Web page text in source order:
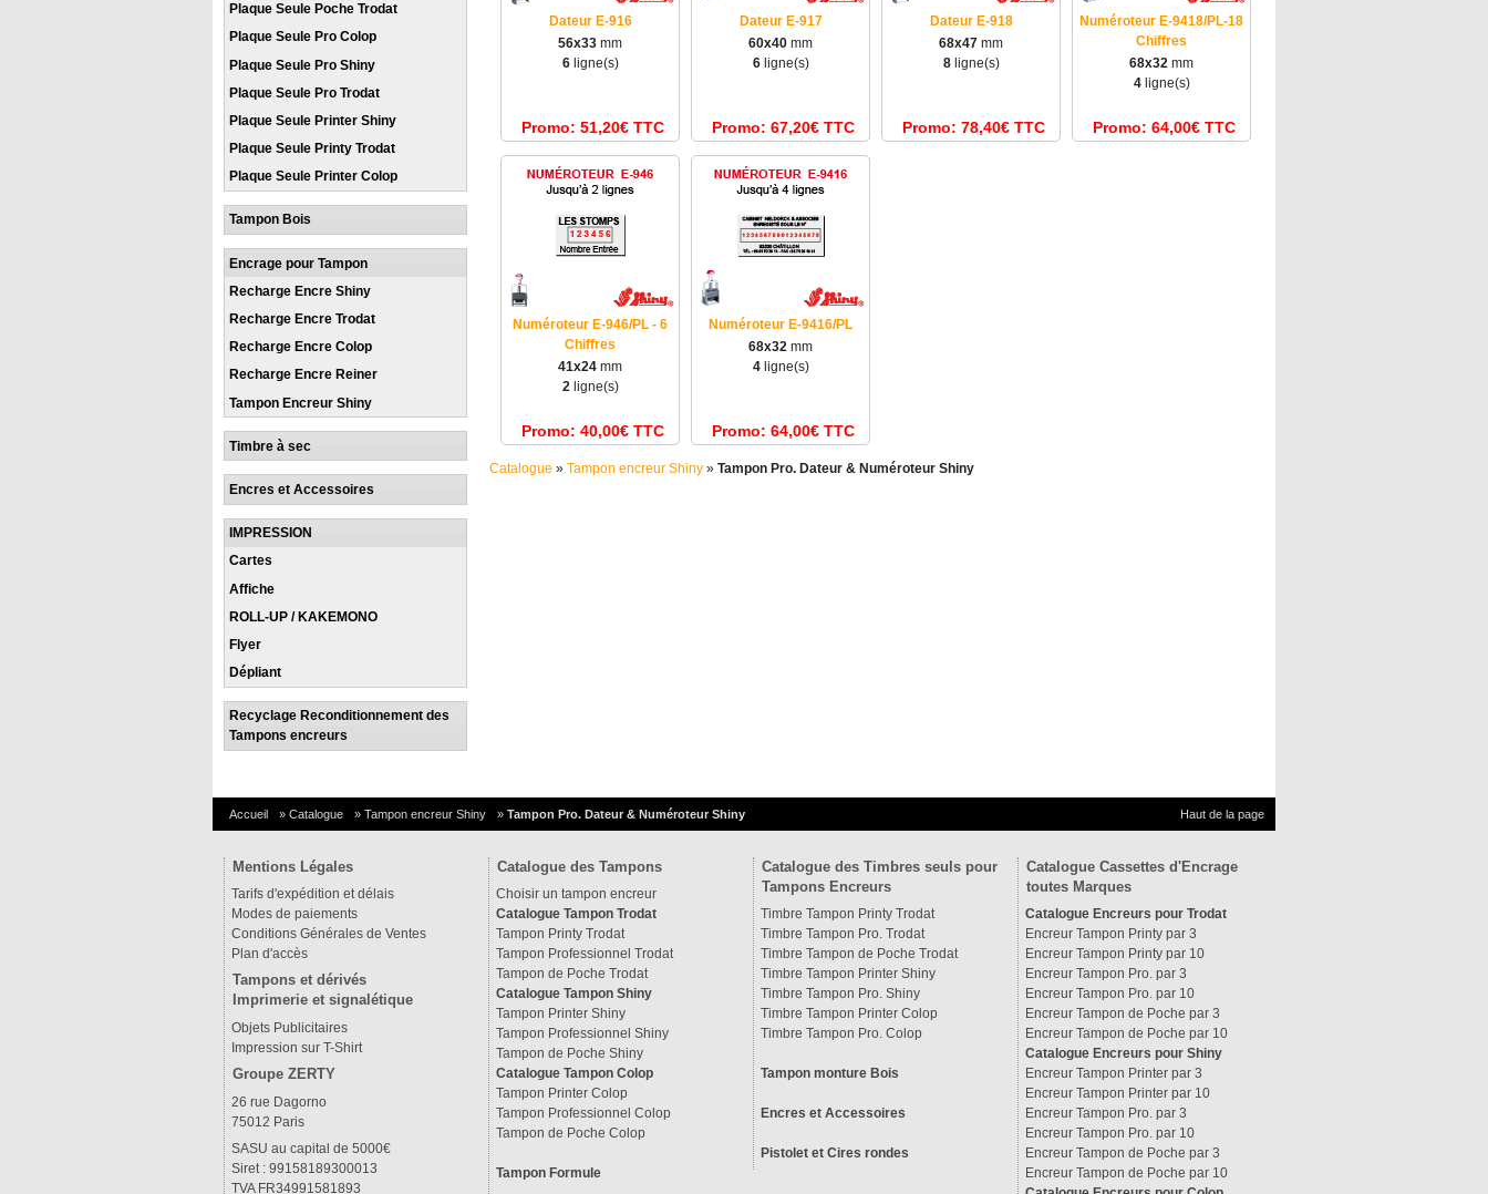
Plaque Seule Poche Trodat
Plaque Seule Pro Colop
Plaque Seule Pro Shiny
Plaque Seule Pro Trodat
Plaque Seule Printer Shiny
Plaque Seule Printy Trodat
Plaque Seule Printer Colop
Tampon Bois
Encrage pour Tampon
Recharge Encre Shiny
Recharge Encre Trodat
Recharge Encre Colop
Recharge Encre Reiner
Tampon Encreur Shiny
Timbre à sec
Encres et Accessoires
IMPRESSION
Cartes
Affiche
ROLL-UP / KAKEMONO
Flyer
Dépliant
Recyclage Reconditionnement des
Tampons encreurs
Dateur E-916
56x33 mm
6ligne(s)
Promo: 51,20€ TTC
Dateur E-917
60x40 mm
6ligne(s)
Promo: 67,20€ TTC
Dateur E-918
68x47 mm
8ligne(s)
Promo: 78,40€ TTC
Numéroteur E-9418/PL-18
Chiffres
68x32 mm
4ligne(s)
Promo: 64,00€ TTC
Numéroteur E-946/PL - 6
Chiffres
41x24 mm
2ligne(s)
Promo: 40,00€ TTC
Numéroteur E-9416/PL
68x32 mm
4ligne(s)
Promo: 64,00€ TTC
Catalogue » Tampon encreur Shiny » Tampon Pro. Dateur & Numéroteur Shiny
Accueil » Catalogue » Tampon encreur Shiny » Tampon Pro. Dateur & Numéroteur Shiny Haut de la page
Mentions Légales
Tarifs d'expédition et délais
Modes de paiements
Conditions Générales de Ventes
Plan d'accès
Tampons et dérivés
Imprimerie et signalétique
Objets Publicitaires
Impression sur T-Shirt
Groupe ZERTY
26 rue Dagorno
75012 Paris
SASU au capital de 5000€
Siret : 99158189300013
TVA FR34991581893
Catalogue des Tampons
Choisir un tampon encreur
Catalogue Tampon Trodat
Tampon Printy Trodat
Tampon Professionnel Trodat
Tampon de Poche Trodat
Catalogue Tampon Shiny
Tampon Printer Shiny
Tampon Professionnel Shiny
Tampon de Poche Shiny
Catalogue Tampon Colop
Tampon Printer Colop
Tampon Professionnel Colop
Tampon de Poche Colop
Tampon Formule
Catalogue des Timbres seuls pour
Tampons Encreurs
Timbre Tampon Printy Trodat
Timbre Tampon Pro. Trodat
Timbre Tampon de Poche Trodat
Timbre Tampon Printer Shiny
Timbre Tampon Pro. Shiny
Timbre Tampon Printer Colop
Timbre Tampon Pro. Colop
Tampon monture Bois
Encres et Accessoires
Pistolet et Cires rondes
Catalogue Cassettes d'Encrage
toutes Marques
Catalogue Encreurs pour Trodat
Encreur Tampon Printy par 3
Encreur Tampon Printy par 10
Encreur Tampon Pro. par 3
Encreur Tampon Pro. par 10
Encreur Tampon de Poche par 3
Encreur Tampon de Poche par 10
Catalogue Encreurs pour Shiny
Encreur Tampon Printer par 3
Encreur Tampon Printer par 10
Encreur Tampon Pro. par 3
Encreur Tampon Pro. par 10
Encreur Tampon de Poche par 3
Encreur Tampon de Poche par 10